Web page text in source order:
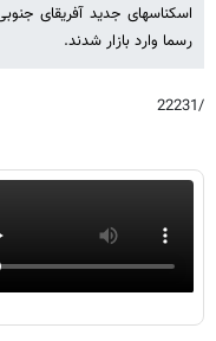
اسکناسهای جدید آفریقای
رسما وارد بازار شدند.
/22231